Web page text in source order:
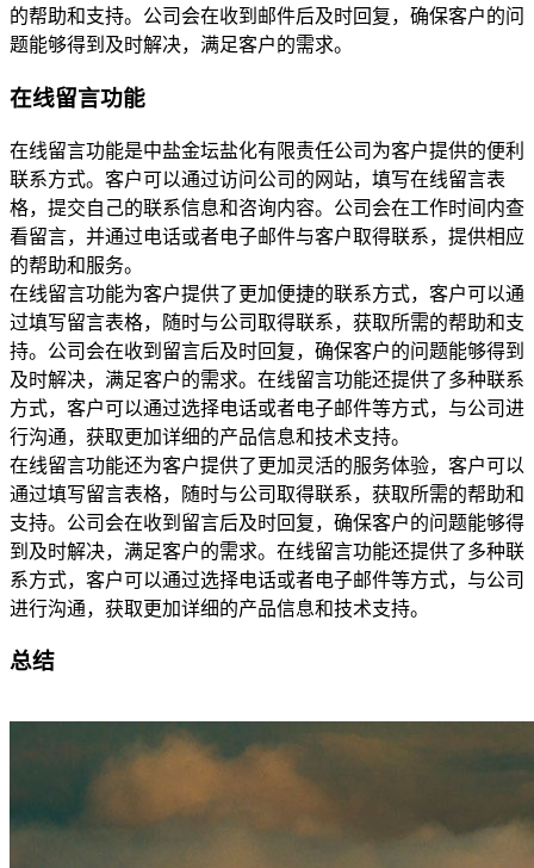
的帮助和支持。公司会在收到邮件后及时回复，确保客户的问
题能够得到及时解决，满足客户的需求。
在线留言功能
在线留言功能是中盐金坛盐化有限责任公司为客户提供的便利
联系方式。客户可以通过访问公司的网站，填写在线留言表
格，提交自己的联系信息和咨询内容。公司会在工作时间内查
看留言，并通过电话或者电子邮件与客户取得联系，提供相应
的帮助和服务。
在线留言功能为客户提供了更加便捷的联系方式，客户可以通
过填写留言表格，随时与公司取得联系，获取所需的帮助和支
持。公司会在收到留言后及时回复，确保客户的问题能够得到
及时解决，满足客户的需求。在线留言功能还提供了多种联系
方式，客户可以通过选择电话或者电子邮件等方式，与公司进
行沟通，获取更加详细的产品信息和技术支持。
在线留言功能还为客户提供了更加灵活的服务体验，客户可以
通过填写留言表格，随时与公司取得联系，获取所需的帮助和
支持。公司会在收到留言后及时回复，确保客户的问题能够得
到及时解决，满足客户的需求。在线留言功能还提供了多种联
系方式，客户可以通过选择电话或者电子邮件等方式，与公司
进行沟通，获取更加详细的产品信息和技术支持。
总结